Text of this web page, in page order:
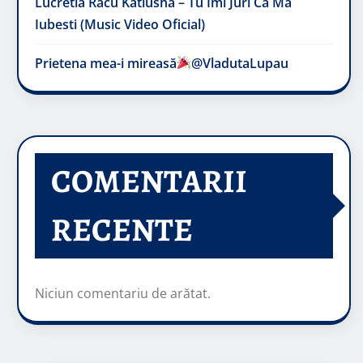
Iubesti (Music Video Oficial)
Prietena mea-i mireasă​ @VladutaLupau
COMENTARII
RECENTE
Niciun comentariu de arătat.